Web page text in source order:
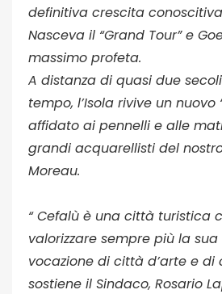
definitiva crescita
Nasceva il “Grand Tour” e
massimo profeta.
A distanza di quasi due
tempo, l’Isola rivive un nuovo
affidato ai pennelli e alle
grandi acquarellisti del
Moreau.
“ Cefalù è una città turistica
valorizzare sempre più la
vocazione di città d’arte e di
sostiene il Sindaco, Rosario